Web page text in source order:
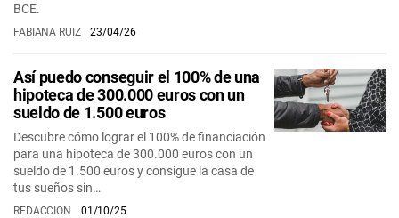
BCE.
FABIANA RUIZ 23/04/26
Así puedo conseguir el 100% de una
hipoteca de 300.000 euros con un
sueldo de 1.500 euros
Descubre cómo lograr el 100% de financiación
para una hipoteca de 300.000 euros con un
sueldo de 1.500 euros y consigue la casa de
tus sueños sin…
REDACCION 01/10/25